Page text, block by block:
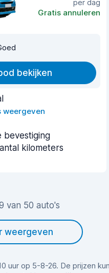
per dag
Gratis annuleren
bekijken
weergeven
bevestiging
kilometers
van 50 auto's
weergeven
op 5-8-26. De prijzen